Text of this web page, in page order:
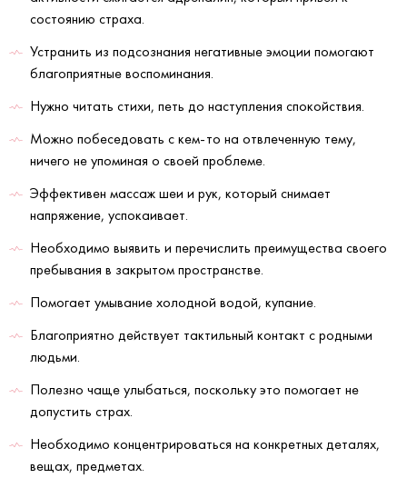
состоянию страха.
Устранить из подсознания негативные эмоции помогают
благоприятные воспоминания.
Нужно читать стихи, петь до наступления спокойствия.
Можно побеседовать с кем-то на отвлеченную тему,
ничего не упоминая о своей проблеме.
Эффективен массаж шеи и рук, который снимает
напряжение, успокаивает.
Необходимо выявить и перечислить преимущества своего
пребывания в закрытом пространстве.
Помогает умывание холодной водой, купание.
Благоприятно действует тактильный контакт с родными
людьми.
Полезно чаще улыбаться, поскольку это помогает не
допустить страх.
Необходимо концентрироваться на конкретных деталях,
вещах, предметах.